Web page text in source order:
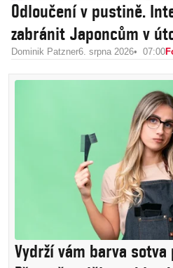
Odloučení v pustině.
zabránit Japoncům v
Dominik Patzner6. srpna 2026 07:00
Vydrží vám barva